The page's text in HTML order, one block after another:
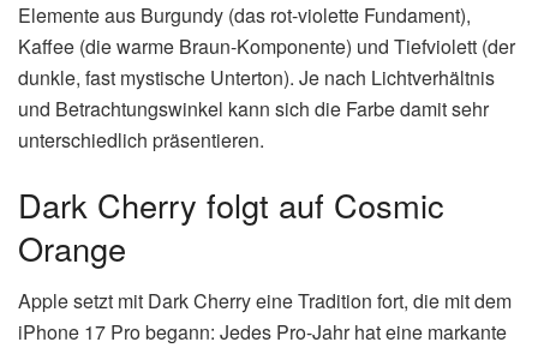
Elemente aus Burgundy (das rot-violette Fundament),
Kaffee (die warme Braun-Komponente) und Tiefviolett (der
dunkle, fast mystische Unterton). Je nach Lichtverhältnis
und Betrachtungswinkel kann sich die Farbe damit sehr
unterschiedlich präsentieren.
Dark Cherry folgt auf Cosmic
Orange
Apple setzt mit Dark Cherry eine Tradition fort, die mit dem
iPhone 17 Pro begann: Jedes Pro-Jahr hat eine markante